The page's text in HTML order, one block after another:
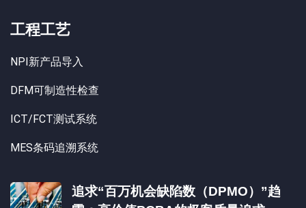
工程工艺
NPI新产品导入
DFM可制造性检查
ICT/FCT测试系统
MES条码追溯系统
追求“百万机会缺陷数（DPMO）”趋